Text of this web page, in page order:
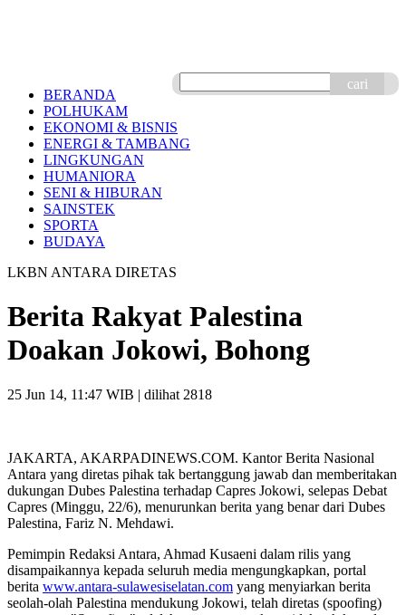
cari
BERANDA
POLHUKAM
EKONOMI & BISNIS
ENERGI & TAMBANG
LINGKUNGAN
HUMANIORA
SENI & HIBURAN
SAINSTEK
SPORTA
BUDAYA
LKBN ANTARA DIRETAS
Berita Rakyat Palestina
Doakan Jokowi, Bohong
25 Jun 14, 11:47 WIB | dilihat 2818
JAKARTA, AKARPADINEWS.COM. Kantor Berita Nasional
Antara yang diretas pihak tak bertanggung jawab dan memberitakan
dukungan Dubes Palestina terhadap Capres Jokowi, selepas Debat
Capres (Minggu, 22/6), menurunkan berita yang benar dari Dubes
Palestina, Fariz N. Mehdawi.
Pemimpin Redaksi Antara, Ahmad Kusaeni dalam rilis yang
disampaikannya kepada seluruh media mengungkapkan, portal
berita www.antara-sulawesiselatan.com yang menyiarkan berita
seolah-olah Palestina mendukung Jokowi, telah diretas (spoofing)